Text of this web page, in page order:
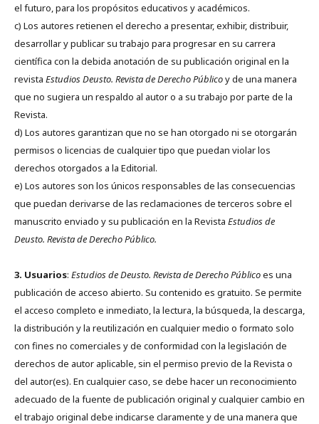
el futuro, para los propósitos educativos y académicos.
c) Los autores retienen el derecho a presentar, exhibir, distribuir,
desarrollar y publicar su trabajo para progresar en su carrera
científica con la debida anotación de su publicación original en la
revista Estudios Deusto. Revista de Derecho Públicoy de una manera
que no sugiera un respaldo al autor o a su trabajo por parte de la
Revista.
d) Los autores garantizan que no se han otorgado ni se otorgarán
permisos o licencias de cualquier tipo que puedan violar los
derechos otorgados a la Editorial.
e) Los autores son los únicos responsables de las consecuencias
que puedan derivarse de las reclamaciones de terceros sobre el
manuscrito enviado y su publicación en la Revista Estudios de
Deusto. Revista de Derecho Público.
3. Usuarios: Estudios de Deusto. Revista de Derecho Públicoes una
publicación de acceso abierto. Su contenido es gratuito. Se permite
el acceso completo e inmediato, la lectura, la búsqueda, la descarga,
la distribución y la reutilización en cualquier medio o formato solo
con fines no comerciales y de conformidad con la legislación de
derechos de autor aplicable, sin el permiso previo de la Revista o
del autor(es). En cualquier caso, se debe hacer un reconocimiento
adecuado de la fuente de publicación original y cualquier cambio en
el trabajo original debe indicarse claramente y de una manera que